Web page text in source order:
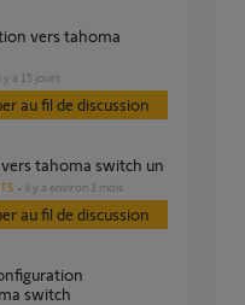
il y a 15 jours
au fil de discussion
vers tahoma switch un
il y a environ 2 mois
au fil de discussion
switch